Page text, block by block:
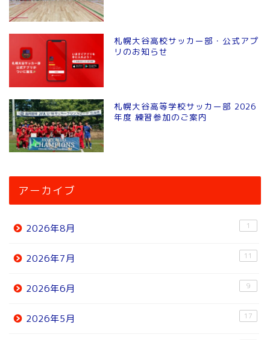
札幌大谷高校サッカー部・公式アプ
リのお知らせ
札幌大谷高等学校サッカー部 2026
年度 練習参加のご案内
アーカイブ
2026年8月 1
2026年7月 11
2026年6月 9
2026年5月 17